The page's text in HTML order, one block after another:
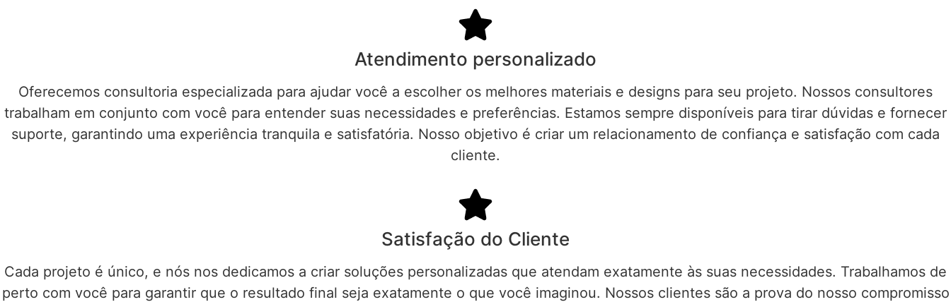
Atendimento personalizado
Oferecemos consultoria especializada para ajudar você a escolher os melhores materiais e designs para seu projeto. Nossos consultores
trabalham em conjunto com você para entender suas necessidades e preferências. Estamos sempre disponíveis para tirar dúvidas e fornecer
suporte, garantindo uma experiência tranquila e satisfatória. Nosso objetivo é criar um relacionamento de confiança e satisfação com cada
cliente.
Satisfação do Cliente
Cada projeto é único, e nós nos dedicamos a criar soluções personalizadas que atendam exatamente às suas necessidades. Trabalhamos de
perto com você para garantir que o resultado final seja exatamente o que você imaginou. Nossos clientes são a prova do nosso compromisso